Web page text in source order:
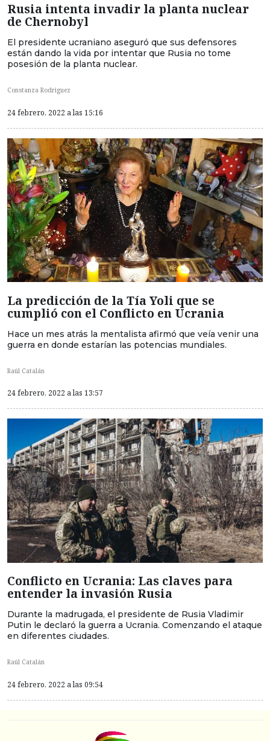
Rusia intenta invadir la planta nuclear
de Chernobyl
El presidente ucraniano aseguró que sus defensores
están dando la vida por intentar que Rusia no tome
posesión de la planta nuclear.
Constanza Rodriguez
24 febrero, 2022 a las 15:16
La predicción de la Tía Yoli que se
cumplió con el Conflicto en Ucrania
Hace un mes atrás la mentalista afirmó que veía venir una
guerra en donde estarían las potencias mundiales.
Raúl Catalán
24 febrero, 2022 a las 13:57
Conflicto en Ucrania: Las claves para
entender la invasión Rusia
Durante la madrugada, el presidente de Rusia Vladimir
Putin le declaró la guerra a Ucrania. Comenzando el ataque
en diferentes ciudades.
Raúl Catalán
24 febrero, 2022 a las 09:54